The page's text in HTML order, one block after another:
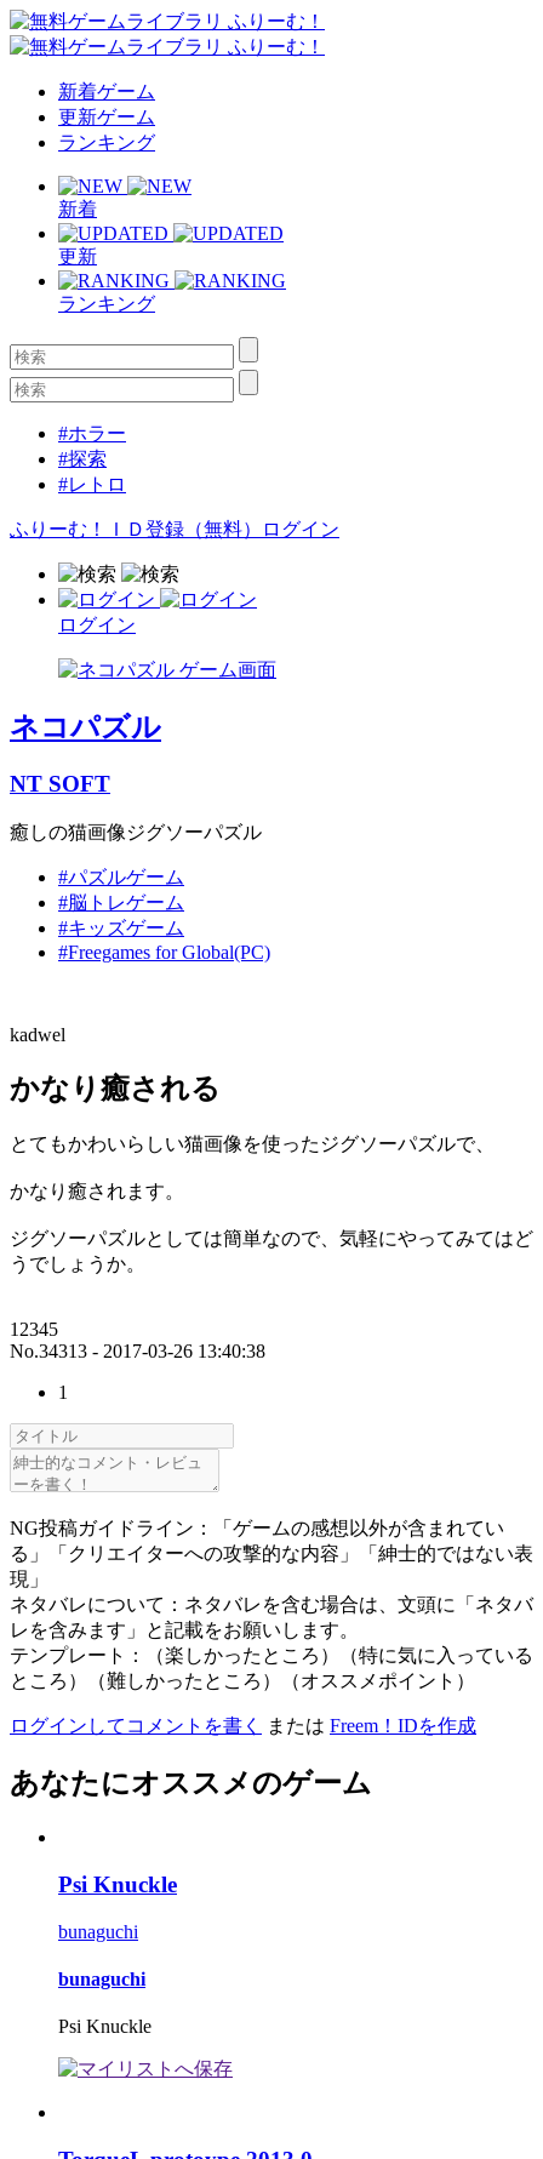
新着ゲーム
更新ゲーム
ランキング
新着
更新
ランキング
#ホラー
#探索
#レトロ
ふりーむ！ＩＤ登録（無料） ログイン
ログイン
ネコパズル
NT SOFT
癒しの猫画像ジグソーパズル
#パズルゲーム
#脳トレゲーム
#キッズゲーム
#Freegames for Global(PC)
kadwel
かなり癒される
とてもかわいらしい猫画像を使ったジグソーパズルで、
かなり癒されます。
ジグソーパズルとしては簡単なので、気軽にやってみてはど
うでしょうか。
12345
No.34313 - 2017-03-26 13:40:38
1
NG投稿ガイドライン：「ゲームの感想以外が含まれてい
る」「クリエイターへの攻撃的な内容」「紳士的ではない表
現」
ネタバレについて：ネタバレを含む場合は、文頭に「ネタバ
レを含みます」と記載をお願いします。
テンプレート：（楽しかったところ）（特に気に入っている
ところ）（難しかったところ）（オススメポイント）
ログインしてコメントを書く または Freem！IDを作成
あなたにオススメのゲーム
Psi Knuckle
bunaguchi
bunaguchi
Psi Knuckle